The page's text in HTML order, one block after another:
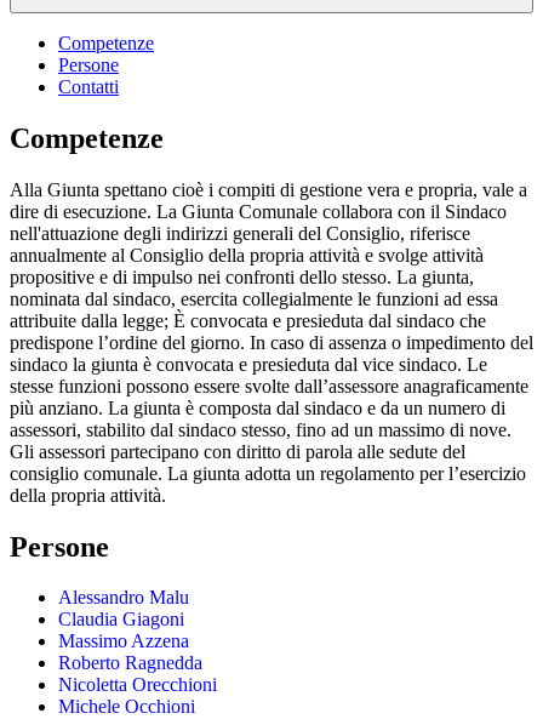
Competenze
Persone
Contatti
Competenze
Alla Giunta spettano cioè i compiti di gestione vera e propria, vale a
dire di esecuzione. La Giunta Comunale collabora con il Sindaco
nell'attuazione degli indirizzi generali del Consiglio, riferisce
annualmente al Consiglio della propria attività e svolge attività
propositive e di impulso nei confronti dello stesso. La giunta,
nominata dal sindaco, esercita collegialmente le funzioni ad essa
attribuite dalla legge; È convocata e presieduta dal sindaco che
predispone l’ordine del giorno. In caso di assenza o impedimento del
sindaco la giunta è convocata e presieduta dal vice sindaco. Le
stesse funzioni possono essere svolte dall’assessore anagraficamente
più anziano. La giunta è composta dal sindaco e da un numero di
assessori, stabilito dal sindaco stesso, fino ad un massimo di nove.
Gli assessori partecipano con diritto di parola alle sedute del
consiglio comunale. La giunta adotta un regolamento per l’esercizio
della propria attività.
Persone
Alessandro Malu
Claudia Giagoni
Massimo Azzena
Roberto Ragnedda
Nicoletta Orecchioni
Michele Occhioni